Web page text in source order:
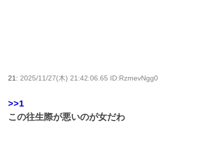
21: 2025/11/27(木) 21:42:06.65 ID:RzmevNgg0
>>1
この往生際が悪いのが女だわ